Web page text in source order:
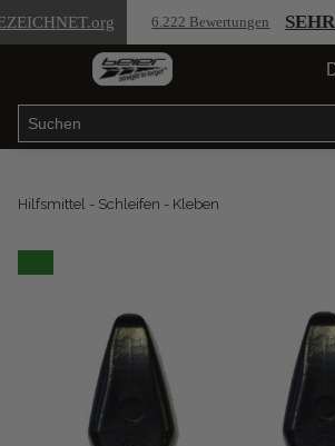
.org 6.222 Bewertungen
Hilfsmittel - Schleifen - Kleben